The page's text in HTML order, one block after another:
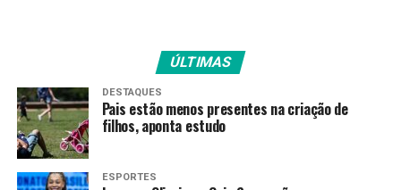
“Nunca é demais agradecer
e reconhecer o trabalho e a
competência dos nossos
profissionais que fazem
ÚLTIMAS
DESTAQUES
Pais estão menos presentes na criação de
filhos, aponta estudo
ESPORTES